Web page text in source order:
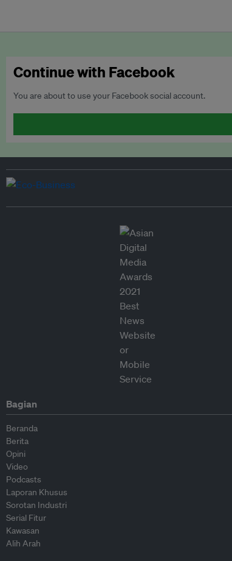
Continue with Facebook
You are about to use your Facebook social account.
Bagian
Beranda
Berita
Opini
Video
Podcasts
Laporan Khusus
Sorotan Industri
Serial Fitur
Kawasan
Alih Arah